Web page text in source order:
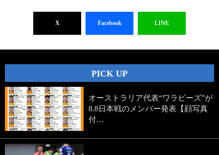
X Facebook LINE
PICK UP
オーストラリア代表“ワラビーズ”が
8.8日本戦のメンバー発表【顔写真
付…